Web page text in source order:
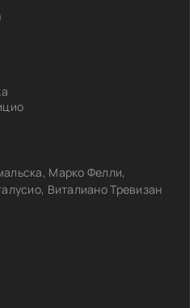
Марко Фелли,
Виталиано Тревизан